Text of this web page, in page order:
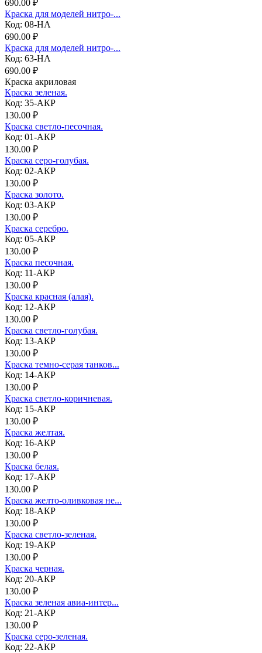
690.00 ₽
Краска для моделей нитро-...
Код: 08-НА
690.00 ₽
Краска для моделей нитро-...
Код: 63-НА
690.00 ₽
Краска акриловая
Краска зеленая.
Код: 35-АКР
130.00 ₽
Краска светло-песочная.
Код: 01-АКР
130.00 ₽
Краска серо-голубая.
Код: 02-АКР
130.00 ₽
Краска золото.
Код: 03-АКР
130.00 ₽
Краска серебро.
Код: 05-АКР
130.00 ₽
Краска песочная.
Код: 11-АКР
130.00 ₽
Краска красная (алая).
Код: 12-АКР
130.00 ₽
Краска светло-голубая.
Код: 13-АКР
130.00 ₽
Краска темно-серая танков...
Код: 14-АКР
130.00 ₽
Краска светло-коричневая.
Код: 15-АКР
130.00 ₽
Краска желтая.
Код: 16-АКР
130.00 ₽
Краска белая.
Код: 17-АКР
130.00 ₽
Краска желто-оливковая не...
Код: 18-АКР
130.00 ₽
Краска светло-зеленая.
Код: 19-АКР
130.00 ₽
Краска черная.
Код: 20-АКР
130.00 ₽
Краска зеленая авиа-интер...
Код: 21-АКР
130.00 ₽
Краска серо-зеленая.
Код: 22-АКР